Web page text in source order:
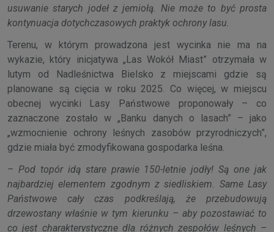
usuwanie starych jodeł z jemiołą. Nie może to być prosta
kontynuacja dotychczasowych praktyk ochrony lasu.
Terenu, w którym prowadzona jest wycinka nie ma na
wykazie, który inicjatywa „Las Wokół Miast” otrzymała w
lutym od Nadleśnictwa Bielsko z miejscami gdzie są
planowane są cięcia w roku 2025. Co więcej, w miejscu
obecnej wycinki Lasy Państwowe proponowały – co
zaznaczone zostało w „Banku danych o lasach” – jako
„wzmocnienie ochrony leśnych zasobów przyrodniczych”,
gdzie miała być zmodyfikowana gospodarka leśna.
– Pod topór idą stare prawie 150-letnie jodły! Są one jak
najbardziej elementem zgodnym z siedliskiem. Same Lasy
Państwowe cały czas podkreślają, że przebudowują
drzewostany właśnie w tym kierunku – aby pozostawiać to
co jest charakterystyczne dla różnych zespołów leśnych –